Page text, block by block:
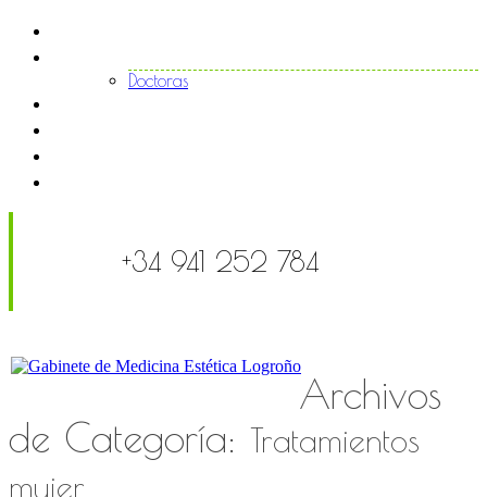
Doctoras
+34 941 252 784
Archivos
de Categoría: Tratamientos
mujer